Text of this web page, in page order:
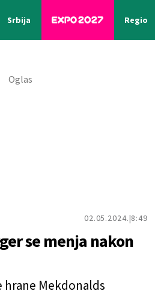
Srbija Region
02.05.2024. 8:49
se menja nakon
hrane Mekdonalds